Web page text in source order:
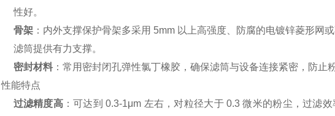
性好。
骨架：内外支撑保护骨架多采用 5mm 以上高强度、防腐的电镀锌菱形网
滤筒提供有力支撑。
密封材料：常用密封闭孔弹性氯丁橡胶，确保滤筒与设备连接紧密，防止
性能特点
过滤精度高：可达到 0.3-1μm 左右，对粒径大于 0.3 微米的粉尘，过滤